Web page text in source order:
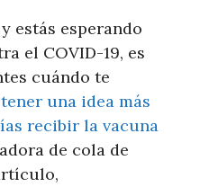
estás esperando
el COVID-19, es
cuándo te
tener una idea más
recibir la vacuna
de cola de